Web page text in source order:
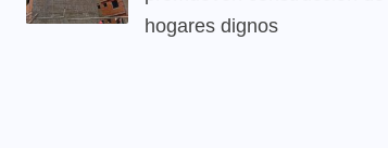
hogares dignos